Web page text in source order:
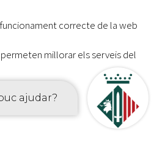
de dades
correcte de la web
millorar els serveis del
publicitària